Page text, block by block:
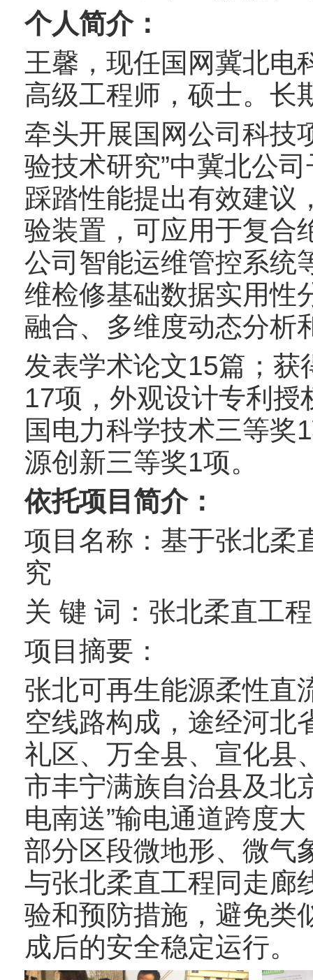
个人简介：
王馨，现任国网冀北电
高级工程师，硕士。长
牵头开展国网公司科技
验技术研究”中冀北公
踩踏性能提出有效建议
验装置，可应用于复合
公司智能运维管控系统
维检修基础数据实用性
融合、多维度动态分析
发表学术论文15篇；获
17项，外观设计专利
国电力科学技术三等奖
源创新三等奖1项。
依托项目简介：
项目名称：基于张北柔
究
关 键 词：张北柔直工
项目摘要：
张北可再生能源柔性直
空线路构成，途经河北
礼区、万全县、宣化县
市丰宁满族自治县及北
电南送”输电通道跨度
部分区段微地形、微气
与张北柔直工程同走廊
验和预防措施，避免类
成后的安全稳定运行。